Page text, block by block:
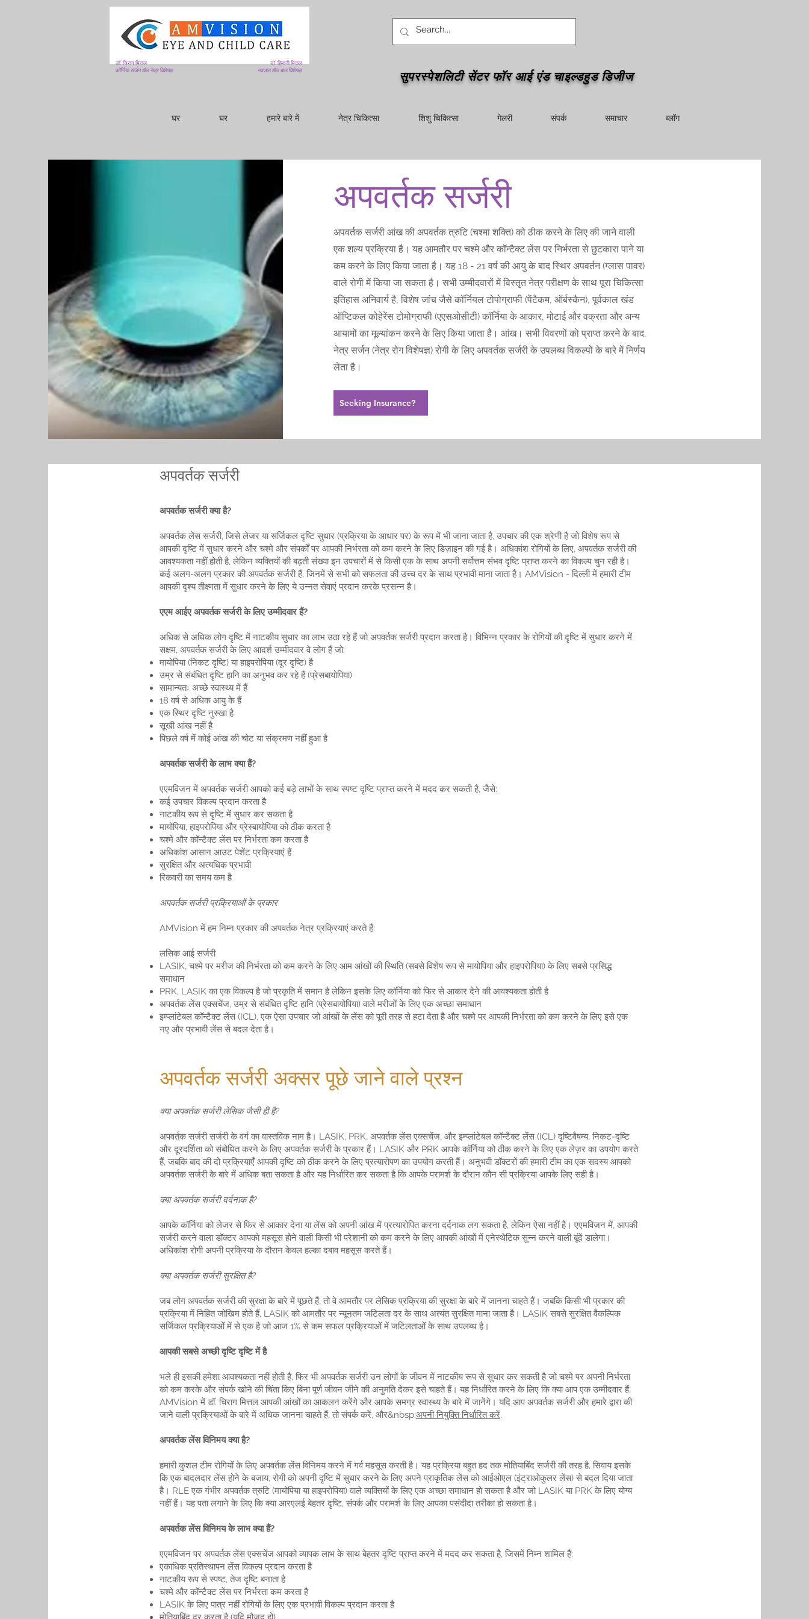
डॉ. चिराग मित्तल
कॉर्निया सर्जन और नेत्र विशेषज्ञ
डॉ. हिमानी मित्तल
नवजात और बाल विशेषज्ञ
सुपरस्पेशलिटी सेंटर फॉर आई एंड चाइल्डहुड डिजीज
घर घर हमारे बारे में नेत्र चिकित्सा शिशु चिकित्सा गेलरी संपर्क समाचार ब्लॉग
अपवर्तक सर्जरी
अपवर्तक सर्जरी आंख की अपवर्तक त्रुटि (चश्मा शक्ति) को ठीक करने के लिए की जाने वाली
एक शल्य प्रक्रिया है। यह आमतौर पर चश्मे और कॉन्टैक्ट लेंस पर निर्भरता से छुटकारा पाने या
कम करने के लिए किया जाता है। यह 18 - 21 वर्ष की आयु के बाद स्थिर अपवर्तन (ग्लास पावर)
वाले रोगी में किया जा सकता है। सभी उम्मीदवारों में विस्तृत नेत्र परीक्षण के साथ पूरा चिकित्सा
इतिहास अनिवार्य है, विशेष जांच जैसे कॉर्नियल टोपोग्राफी (पेंटैकम, ऑर्बस्कैन), पूर्वकाल खंड
ऑप्टिकल कोहेरेंस टोमोग्राफी (एएसओसीटी) कॉर्निया के आकार, मोटाई और वक्रता और अन्य
आयामों का मूल्यांकन करने के लिए किया जाता है। आंख। सभी विवरणों को प्राप्त करने के बाद,
नेत्र सर्जन (नेत्र रोग विशेषज्ञ) रोगी के लिए अपवर्तक सर्जरी के उपलब्ध विकल्पों के बारे में निर्णय
लेता है।
Seeking Insurance?
अपवर्तक सर्जरी
अपवर्तक सर्जरी क्या है?
अपवर्तक लेंस सर्जरी, जिसे लेजर या सर्जिकल दृष्टि सुधार (प्रक्रिया के आधार पर) के रूप में भी जाना जाता है, उपचार की एक श्रेणी है जो विशेष रूप से
आपकी दृष्टि में सुधार करने और चश्मे और संपर्कों पर आपकी निर्भरता को कम करने के लिए डिज़ाइन की गई है। अधिकांश रोगियों के लिए, अपवर्तक सर्जरी की
आवश्यकता नहीं होती है, लेकिन व्यक्तियों की बढ़ती संख्या इन उपचारों में से किसी एक के साथ अपनी सर्वोत्तम संभव दृष्टि प्राप्त करने का विकल्प चुन रही है।
कई अलग-अलग प्रकार की अपवर्तक सर्जरी हैं, जिनमें से सभी को सफलता की उच्च दर के साथ प्रभावी माना जाता है। AMVision - दिल्ली में हमारी टीम
आपकी दृश्य तीक्ष्णता में सुधार करने के लिए ये उन्नत सेवाएं प्रदान करके प्रसन्न है।
एएम आईए अपवर्तक सर्जरी के लिए उम्मीदवार हैं?
अधिक से अधिक लोग दृष्टि में नाटकीय सुधार का लाभ उठा रहे हैं जो अपवर्तक सर्जरी प्रदान करता है। विभिन्न प्रकार के रोगियों की दृष्टि में सुधार करने में
सक्षम, अपवर्तक सर्जरी के लिए आदर्श उम्मीदवार वे लोग हैं जो:
मायोपिया (निकट दृष्टि) या हाइपरोपिया (दूर दृष्टि) है
उम्र से संबंधित दृष्टि हानि का अनुभव कर रहे हैं (प्रेसबायोपिया)
सामान्यतः अच्छे स्वास्थ्य में हैं
18 वर्ष से अधिक आयु के हैं
एक स्थिर दृष्टि नुस्खा है
सूखी आंख नहीं है
पिछले वर्ष में कोई आंख की चोट या संक्रमण नहीं हुआ है
अपवर्तक सर्जरी के लाभ क्या हैं?
एएमविजन में अपवर्तक सर्जरी आपको कई बड़े लाभों के साथ स्पष्ट दृष्टि प्राप्त करने में मदद कर सकती है, जैसे:
कई उपचार विकल्प प्रदान करता है
नाटकीय रूप से दृष्टि में सुधार कर सकता है
मायोपिया, हाइपरोपिया और प्रेस्बायोपिया को ठीक करता है
चश्मे और कॉन्टैक्ट लेंस पर निर्भरता कम करता है
अधिकांश आसान आउट पेशेंट प्रक्रियाएं हैं
सुरक्षित और अत्यधिक प्रभावी
रिकवरी का समय कम है
अपवर्तक सर्जरी प्रक्रियाओं के प्रकार
AMVision में हम निम्न प्रकार की अपवर्तक नेत्र प्रक्रियाएं करते हैं:
लसिक आई सर्जरी
LASIK, चश्मे पर मरीज की निर्भरता को कम करने के लिए आम आंखों की स्थिति (सबसे विशेष रूप से मायोपिया और हाइपरोपिया) के लिए सबसे प्रसिद्ध
समाधान
PRK, LASIK का एक विकल्प है जो प्रकृति में समान है लेकिन इसके लिए कॉर्निया को फिर से आकार देने की आवश्यकता होती है
अपवर्तक लेंस एक्सचेंज, उम्र से संबंधित दृष्टि हानि (प्रेसबायोपिया) वाले मरीजों के लिए एक अच्छा समाधान
इम्प्लांटेबल कॉन्टैक्ट लेंस (ICL), एक ऐसा उपचार जो आंखों के लेंस को पूरी तरह से हटा देता है और चश्मे पर आपकी निर्भरता को कम करने के लिए इसे एक
नए और प्रभावी लेंस से बदल देता है।
अपवर्तक सर्जरी अक्सर पूछे जाने वाले प्रश्न
क्या अपवर्तक सर्जरी लेसिक जैसी ही है?
अपवर्तक सर्जरी सर्जरी के वर्ग का वास्तविक नाम है। LASIK, PRK, अपवर्तक लेंस एक्सचेंज, और इम्प्लांटेबल कॉन्टैक्ट लेंस (ICL) दृष्टिवैषम्य, निकट-दृष्टि
और दूरदर्शिता को संबोधित करने के लिए अपवर्तक सर्जरी के प्रकार हैं। LASIK और PRK आपके कॉर्निया को ठीक करने के लिए एक लेज़र का उपयोग करते
हैं, जबकि बाद की दो प्रक्रियाएँ आपकी दृष्टि को ठीक करने के लिए प्रत्यारोपण का उपयोग करती हैं। अनुभवी डॉक्टरों की हमारी टीम का एक सदस्य आपको
अपवर्तक सर्जरी के बारे में अधिक बता सकता है और यह निर्धारित कर सकता है कि आपके परामर्श के दौरान कौन सी प्रक्रिया आपके लिए सही है।
क्या अपवर्तक सर्जरी दर्दनाक है?
आपके कॉर्निया को लेजर से फिर से आकार देना या लेंस को अपनी आंख में प्रत्यारोपित करना दर्दनाक लग सकता है, लेकिन ऐसा नहीं है। एएमविजन में, आपकी
सर्जरी करने वाला डॉक्टर आपको महसूस होने वाली किसी भी परेशानी को कम करने के लिए आपकी आंखों में एनेस्थेटिक सुन्न करने वाली बूंदें डालेगा।
अधिकांश रोगी अपनी प्रक्रिया के दौरान केवल हल्का दबाव महसूस करते हैं।
क्या अपवर्तक सर्जरी सुरक्षित है?
जब लोग अपवर्तक सर्जरी की सुरक्षा के बारे में पूछते हैं, तो वे आमतौर पर लेसिक प्रक्रिया की सुरक्षा के बारे में जानना चाहते हैं। जबकि किसी भी प्रकार की
प्रक्रिया में निहित जोखिम होते हैं, LASIK को आमतौर पर न्यूनतम जटिलता दर के साथ अत्यंत सुरक्षित माना जाता है। LASIK सबसे सुरक्षित वैकल्पिक
सर्जिकल प्रक्रियाओं में से एक है जो आज 1% से कम सफल प्रक्रियाओं में जटिलताओं के साथ उपलब्ध है।
आपकी सबसे अच्छी दृष्टि दृष्टि में है
भले ही इसकी हमेशा आवश्यकता नहीं होती है, फिर भी अपवर्तक सर्जरी उन लोगों के जीवन में नाटकीय रूप से सुधार कर सकती है जो चश्मे पर अपनी निर्भरता
को कम करके और संपर्क खोने की चिंता किए बिना पूर्ण जीवन जीने की अनुमति देकर इसे चाहते हैं। यह निर्धारित करने के लिए कि क्या आप एक उम्मीदवार हैं,
AMVision में डॉ. चिराग मित्तल आपकी आंखों का आकलन करेंगे और आपके समग्र स्वास्थ्य के बारे में जानेंगे। यदि आप अपवर्तक सर्जरी और हमारे द्वारा की
जाने वाली प्रक्रियाओं के बारे में अधिक जानना चाहते हैं, तो संपर्क करें, और&nbsp;अपनी नियुक्ति निर्धारित करें.
अपवर्तक लेंस विनिमय क्या है?
हमारी कुशल टीम रोगियों के लिए अपवर्तक लेंस विनिमय करने में गर्व महसूस करती है। यह प्रक्रिया बहुत हद तक मोतियाबिंद सर्जरी की तरह है, सिवाय इसके
कि एक बादलदार लेंस होने के बजाय, रोगी को अपनी दृष्टि में सुधार करने के लिए अपने प्राकृतिक लेंस को आईओएल (इंट्राओकुलर लेंस) से बदल दिया जाता
है। RLE एक गंभीर अपवर्तक त्रुटि (मायोपिया या हाइपरोपिया) वाले व्यक्तियों के लिए एक अच्छा समाधान हो सकता है और जो LASIK या PRK के लिए योग्य
नहीं हैं। यह पता लगाने के लिए कि क्या आरएलई बेहतर दृष्टि, संपर्क और परामर्श के लिए आपका पसंदीदा तरीका हो सकता है।
अपवर्तक लेंस विनिमय के लाभ क्या हैं?
एएमविजन पर अपवर्तक लेंस एक्सचेंज आपको व्यापक लाभ के साथ बेहतर दृष्टि प्राप्त करने में मदद कर सकता है, जिसमें निम्न शामिल हैं:
एकाधिक प्रतिस्थापन लेंस विकल्प प्रदान करता है
नाटकीय रूप से स्पष्ट, तेज दृष्टि बनाता है
चश्मे और कॉन्टैक्ट लेंस पर निर्भरता कम करता है
LASIK के लिए पात्र नहीं रोगियों के लिए एक प्रभावी विकल्प प्रदान करता है